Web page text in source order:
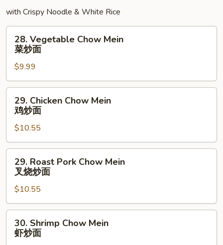
with Crispy Noodle & White Rice
Vegetable
Chow
Mein
菜
炒
28. Vegetable Chow Mein
菜炒面
$9.99
Chicken
Chow
Mein
鸡
炒
29. Chicken Chow Mein
鸡炒面
$10.55
Roast
Pork
Chow
Mein
叉
29. Roast Pork Chow Mein
叉烧炒面
$10.55
Shrimp
Chow
30. Shrimp Chow Mein
虾炒面